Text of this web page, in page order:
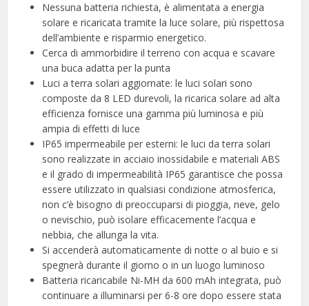
Nessuna batteria richiesta, è alimentata a energia
solare e ricaricata tramite la luce solare, più rispettosa
dell’ambiente e risparmio energetico.
Cerca di ammorbidire il terreno con acqua e scavare
una buca adatta per la punta
Luci a terra solari aggiornate: le luci solari sono
composte da 8 LED durevoli, la ricarica solare ad alta
efficienza fornisce una gamma più luminosa e più
ampia di effetti di luce
IP65 impermeabile per esterni: le luci da terra solari
sono realizzate in acciaio inossidabile e materiali ABS
e il grado di impermeabilità IP65 garantisce che possa
essere utilizzato in qualsiasi condizione atmosferica,
non c’è bisogno di preoccuparsi di pioggia, neve, gelo
o nevischio, può isolare efficacemente l’acqua e
nebbia, che allunga la vita.
Si accenderà automaticamente di notte o al buio e si
spegnerà durante il giorno o in un luogo luminoso
Batteria ricaricabile Ni-MH da 600 mAh integrata, può
continuare a illuminarsi per 6-8 ore dopo essere stata